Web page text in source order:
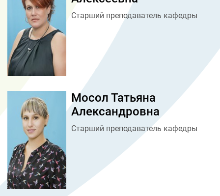
Старший преподаватель кафедры
Мосол Татьяна
Александровна
Старший преподаватель кафедры